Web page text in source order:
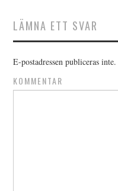
LÄMNA ETT SVAR
E-postadressen publiceras inte.
KOMMENTAR